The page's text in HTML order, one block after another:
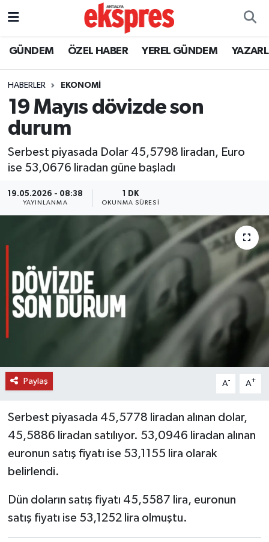
GÜNDEM ÖZEL HABER YEREL GÜNDEM
HABERLER EKONOMİ
19 Mayıs dövizde son
durum
Serbest piyasada Dolar 45,5798 liradan, Euro
ise 53,0676 liradan güne başladı
19.05.2026 - 08:38
YAYINLANMA
1 DK
OKUNMA SÜRESI
Paylaş A- A+
Serbest piyasada 45,5778 liradan alınan dolar,
45,5886 liradan satılıyor. 53,0946 liradan alınan
euronun satış fiyatı ise 53,1155 lira olarak
belirlendi.
Dün doların satış fiyatı 45,5587 lira, euronun
satış fiyatı ise 53,1252 lira olmuştu.
ÖZEL HABER
YEREL GÜNDEM
EKONOMİ
KÜLTÜR - SANAT
SPOR
DÜNYA
EĞİTİM
RÖPORTAJ
VİDEO HABERLER
RESMİ İLAN
MAGAZİN
Nöbetçi Eczaneler
Trafik Durumu
Süper Lig Puan Durumu ve Fikstür
Tüm Manşetler
Son Dakika Haberleri